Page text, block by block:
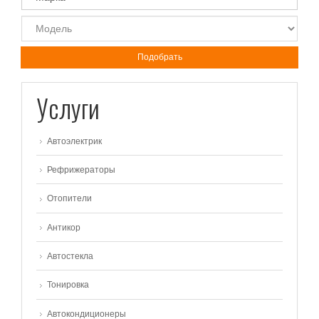
Подобрать
Услуги
Автоэлектрик
Рефрижераторы
Отопители
Антикор
Автостекла
Тонировка
Автокондиционеры